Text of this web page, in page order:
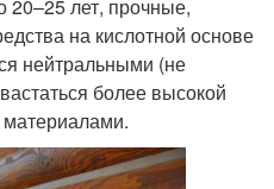
лет, прочные,
на кислотной основе
нейтральными (не
более высокой
материалами.